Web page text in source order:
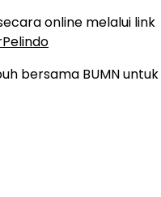
online melalui link
bersama BUMN untuk